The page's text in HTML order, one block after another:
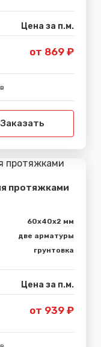
Цена за п.м.
от 869 ₽
Заказать
протяжками
60х40х2 мм
две арматуры
грунтовка
Цена за п.м.
от 939 ₽